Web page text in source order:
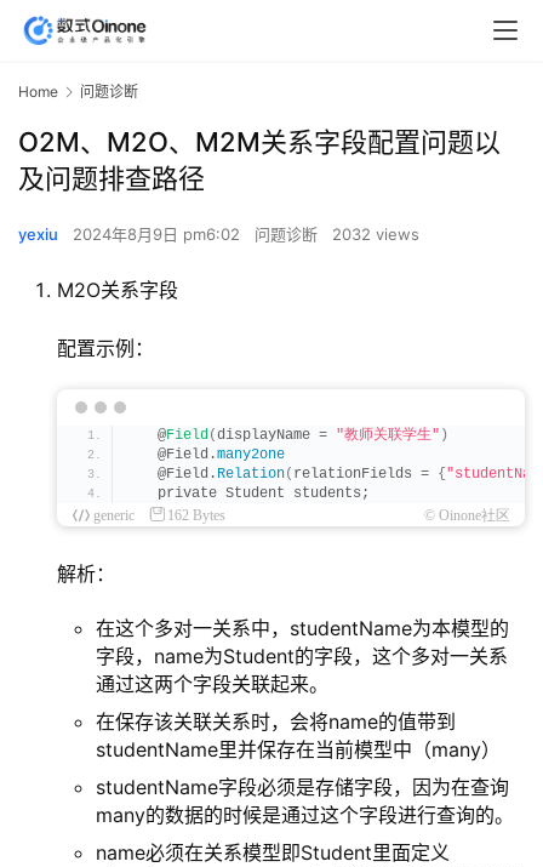
Home 问题诊断
O2M、M2O、M2M关系字段配置问题以
及问题排查路径
yexiu 2024年8月9日 pm6:02 问题诊断 2032 views
M2O关系字段
配置示例：
   @
Field(displayName = "教师关联学生" )
   @Field.
many2one
   @Field.
Relation( relationFields = {
   private Student students;
generic
162 Bytes © Oinone社区
解析：
在这个多对一关系中，studentName为本模型的
字段，name为Student的字段，这个多对一关系
通过这两个字段关联起来。
在保存该关联关系时，会将name的值带到
studentName里并保存在当前模型中（many）
studentName字段必须是存储字段，因为在查询
many的数据的时候是通过这个字段进行查询的。
name必须在关系模型即Student里面定义